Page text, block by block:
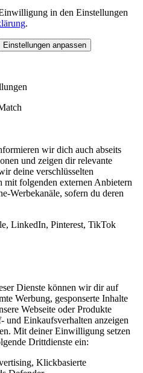
in den Einstellungen
.
Einstellungen anpassen
wir dich auch abseits
und zeigen dir relevante
deine verschlüsselten
mit folgenden externen Anbietern
Werbekanäle, sofern du deren
LinkedIn, Pinterest, TikTok
Dienste können wir dir auf
Werbung, gesponserte Inhalte
Webseite oder Produkte
und Einkaufsverhalten anzeigen
Mit deiner Einwilligung setzen
Drittdienste ein:
Klickbasierte